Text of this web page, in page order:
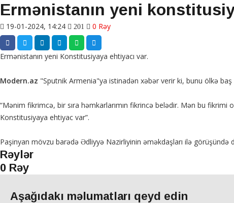
Ermənistanın yeni
19-01-2024, 14:24 201 0 Rəy
Ermənistanın yeni Konstitusiyaya ehtiyacı var.
Modern.az "Sputnik Armenia"ya istinadən xəbər verir ki, bunu ölkə
“Mənim fikrimcə, bir sıra həmkarlarımın fikrincə belədir. Mən bu
Konstitusiyaya ehtiyac var”.
Paşinyan mövzu barədə Ədliyyə Nazirliyinin əməkdaşları ilə görüşündə
Rəylər
0 Rəy
Aşağıdakı məlumatları qeyd edin